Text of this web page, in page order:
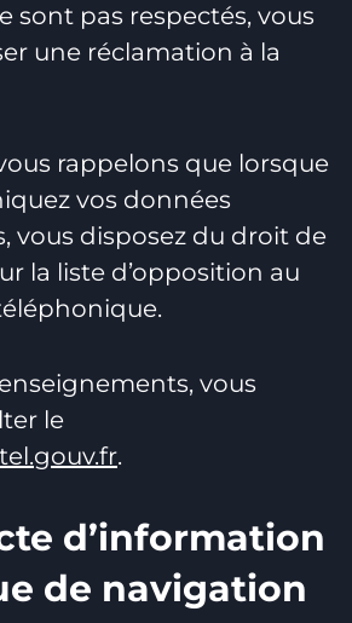
sont pas respectés, vous
une réclamation à la
rappelons que lorsque
vos données
vous disposez du droit de
la liste d’opposition au
vous
le
.
d’information
de navigation